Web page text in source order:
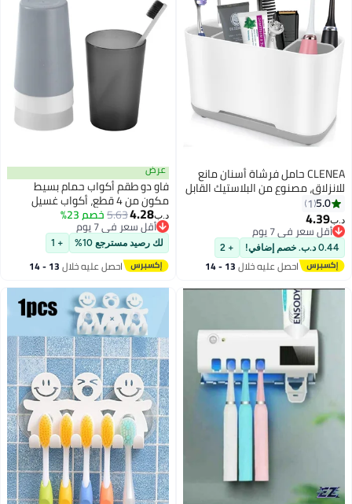
CLENEA حامل فرشاة أسنان مانع
للانزلاق، مصنوع من البلاستيك القابل
للفصل لسهولة التنظيف، متعدد
الوظائف للتخزين، منظم كبير لفرشاة
الأسنان الكهربائية ومعجون الأسنان،
مناسب لحوض الحمام أو المغسلة أو
سطح الطاولة (رمادي)
5.0
1
د.ب‏4.39
أقل سعر في 7 يوم
أقل سعر في 7 يوم
0.44 د.ب. خصم إضافي! + 2
احصل عليه خلال 13 - 14
عرض
فاو دو طقم أكواب حمام بسيط
مكون من 4 قطع، أكواب غسيل
قابلة لإعادة الاستخدام مصنوعة من
البولي بروبيلين، كوب لغسل الأسنان،
كوب كبير وآمن لغسول الفم، حاملات
فرشاة أسنان غير قابلة للكسر،
منظم سهل التنظيف لسطح الحمام
والمطبخ والتخييم والاستخدام
الداخلي
د.ب‏4.28
5.63خصم 23%
أقل سعر في 7 يوم
أقل سعر في 7 يوم
لك رصيد مسترجع 10% + 1
احصل عليه خلال 13 - 14